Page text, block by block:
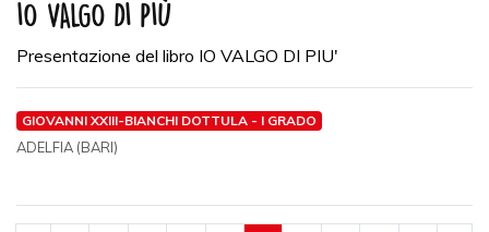
IO VALGO DI PIÙ
Presentazione del libro IO VALGO DI PIU'
GIOVANNI XXIII-BIANCHI DOTTULA - I GRADO
ADELFIA (BARI)